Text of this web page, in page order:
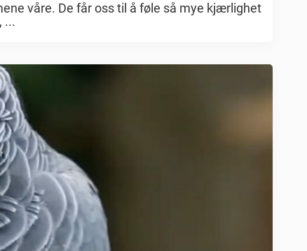
våre. De får oss til å føle så mye kjærlighet
...